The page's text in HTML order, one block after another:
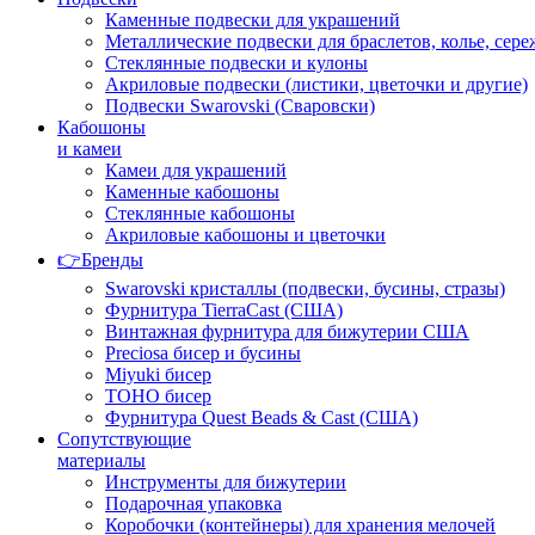
Каменные подвески для украшений
Металлические подвески для браслетов, колье,
Стеклянные подвески и кулоны
Акриловые подвески (листики, цветочки и другие)
Подвески Swarovski (Сваровски)
Кабошоны
и камеи
Камеи для украшений
Каменные кабошоны
Стеклянные кабошоны
Акриловые кабошоны и цветочки
👉Бренды
Swarovski кристаллы (подвески, бусины, стразы)
Фурнитура TierraCast (США)
Винтажная фурнитура для бижутерии США
Preciosa бисер и бусины
Miyuki бисер
TOHO бисер
Фурнитура Quest Beads & Cast (США)
Сопутствующие
материалы
Инструменты для бижутерии
Подарочная упаковка
Коробочки (контейнеры) для хранения мелочей